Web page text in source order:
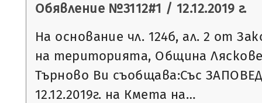
Обявление №3112#1 / 12.12.2019 г.
На основание чл. 124б, ал. 2 от
на територията, Община
Търново Ви съобщава:Със
12.12.2019г. на Кмета на…